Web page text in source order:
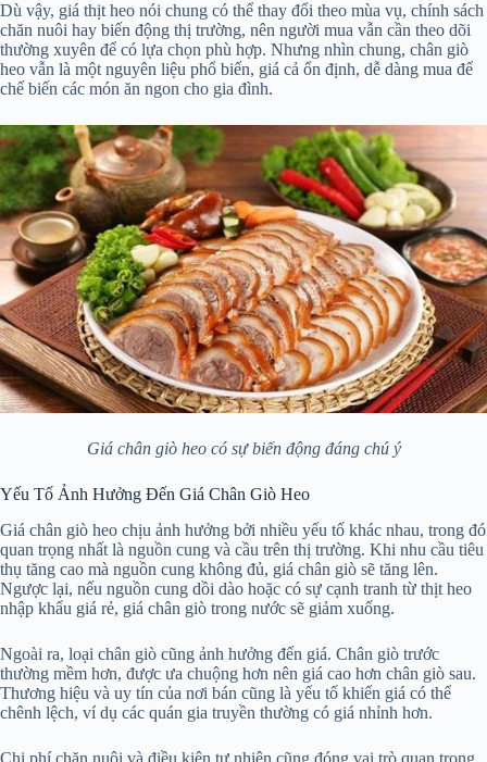
Dù vậy, giá thịt heo nói chung có thể thay đổi theo mùa vụ, chính sách
chăn nuôi hay biến động thị trường, nên người mua vẫn cần theo dõi
thường xuyên để có lựa chọn phù hợp. Nhưng nhìn chung, chân giò
heo vẫn là một nguyên liệu phổ biến, giá cả ổn định, dễ dàng mua để
chế biến các món ăn ngon cho gia đình.
Giá chân giò heo có sự biến động đáng chú ý
Yếu Tố Ảnh Hưởng Đến Giá Chân Giò Heo
Giá chân giò heo chịu ảnh hưởng bởi nhiều yếu tố khác nhau, trong đó
quan trọng nhất là nguồn cung và cầu trên thị trường. Khi nhu cầu tiêu
thụ tăng cao mà nguồn cung không đủ, giá chân giò sẽ tăng lên.
Ngược lại, nếu nguồn cung dồi dào hoặc có sự cạnh tranh từ thịt heo
nhập khẩu giá rẻ, giá chân giò trong nước sẽ giảm xuống.
Ngoài ra, loại chân giò cũng ảnh hưởng đến giá. Chân giò trước
thường mềm hơn, được ưa chuộng hơn nên giá cao hơn chân giò sau.
Thương hiệu và uy tín của nơi bán cũng là yếu tố khiến giá có thể
chênh lệch, ví dụ các quán gia truyền thường có giá nhỉnh hơn.
Chi phí chăn nuôi và điều kiện tự nhiên cũng đóng vai trò quan trọng.